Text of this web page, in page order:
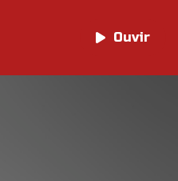
Ouvir
Ouvir